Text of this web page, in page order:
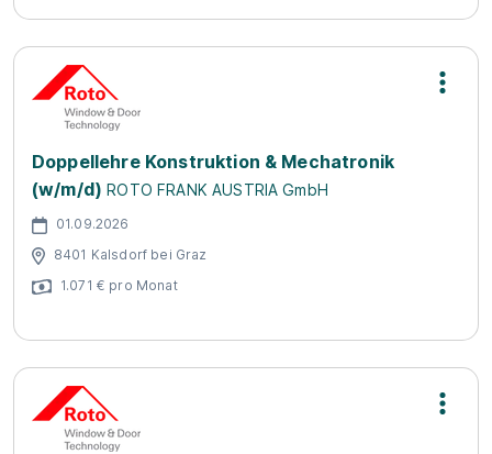
Doppellehre Konstruktion & Mechatronik
(w/m/d) ROTO FRANK AUSTRIA GmbH
01.09.2026
8401 Kalsdorf bei Graz
1.071 € pro Monat